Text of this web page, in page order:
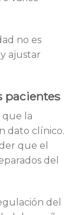
no es
ajustar
pacientes
que la
dato clínico.
que el
del
del